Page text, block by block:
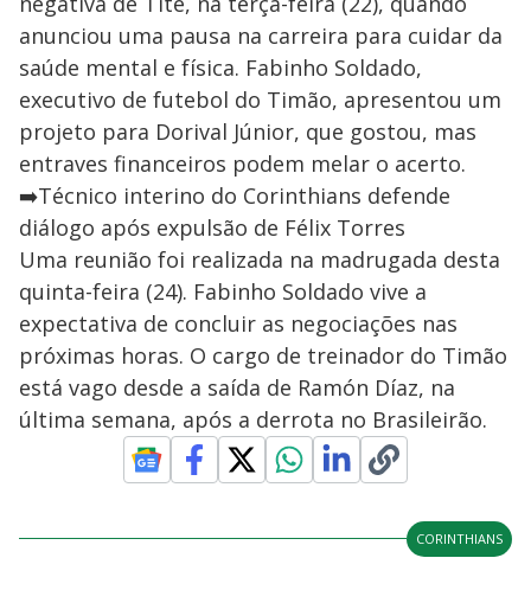
anunciou uma pausa na carreira para cuidar da
saúde mental e física. Fabinho Soldado,
executivo de futebol do Timão, apresentou um
projeto para Dorival Júnior, que gostou, mas
entraves financeiros podem melar o acerto.
➡️Técnico interino do Corinthians defende
diálogo após expulsão de Félix Torres
Uma reunião foi realizada na madrugada desta
quinta-feira (24). Fabinho Soldado vive a
expectativa de concluir as negociações nas
próximas horas. O cargo de treinador do Timão
está vago desde a saída de Ramón Díaz, na
última semana, após a derrota no Brasileirão.
CORINTHIANS